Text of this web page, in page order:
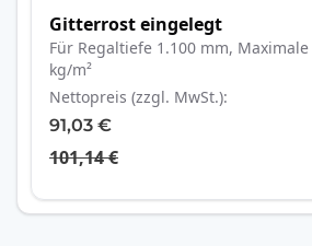
Gitterrost eingelegt
Für Regaltiefe 1.100 mm,
kg/m²
Nettopreis (zzgl. MwSt.)
91,03 €
101,14 €